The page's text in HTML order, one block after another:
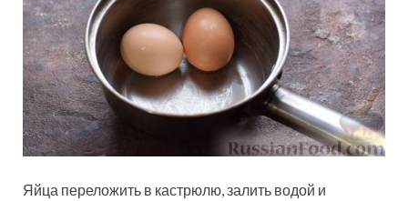
Яйца переложить в кастрюлю, залить водой и